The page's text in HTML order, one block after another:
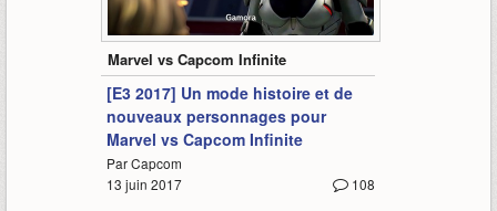
2:14
Marvel vs Capcom Infinite
[E3 2017] Un mode histoire et de
nouveaux personnages pour
Marvel vs Capcom Infinite
Par Capcom
108
13 juin 2017